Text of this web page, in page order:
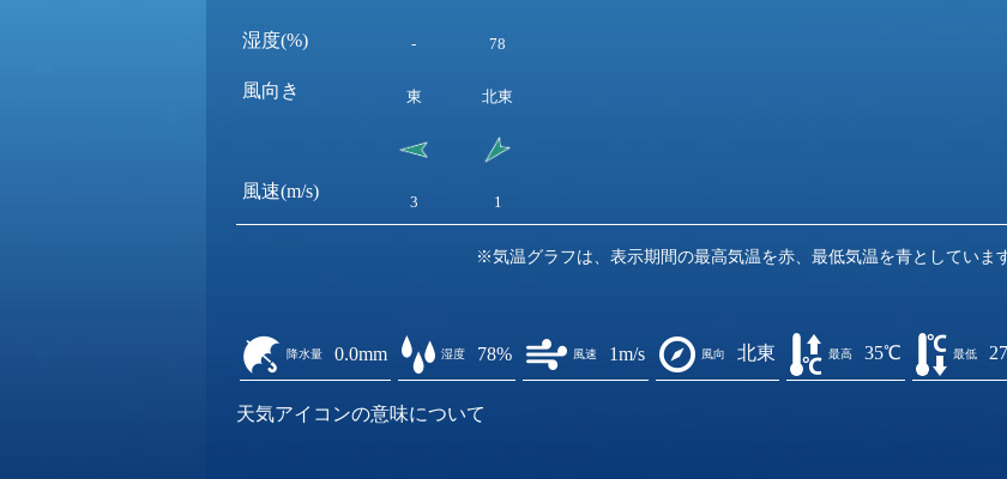
湿度(%)
風向き
風速(m/s)
- 78
東 北東
3 1
※気温グラフは、表示期間の最高気温を赤、最低気温を青としています
降水量 0.0mm 湿度 78% 風速 1m/s 風向 北東 最高 35℃ 最低
天気アイコンの意味について